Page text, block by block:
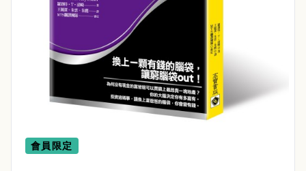
經濟／趨勢 (23)
行銷/廣告/業務 (5)
醫療保健 (55)
親子教養 (13)
會員限定